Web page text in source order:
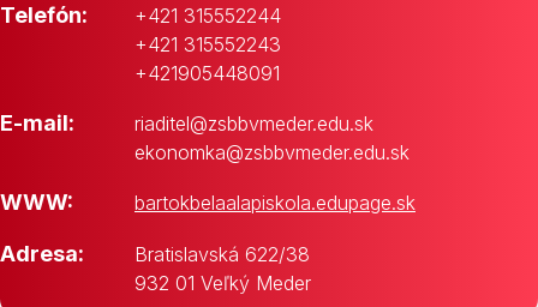
Telefón:
+421 315552244
+421 315552243
+421905448091
E-mail:
riaditel@zsbbvmeder.edu.sk
ekonomka@zsbbvmeder.edu.sk
WWW: bartokbelaalapiskola.edupage.sk
Adresa:
Bratislavská 622/38
932 01 Veľký Meder